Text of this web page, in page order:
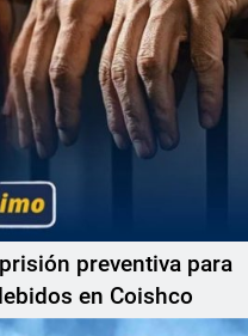
preventiva para
en Coishco